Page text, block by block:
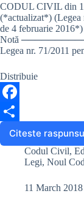
CODUL CIVIL din
(*actualizat*) (Legea
de 4 februarie
Notă ──────────
Legea nr. 71/2011
Distribuie
F
Citeste
Noul
Cod
Civil
Codul Civil,
Legi, Noul
11 March 2018